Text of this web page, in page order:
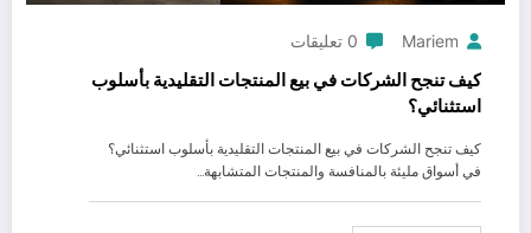
Mariem 0 تعليقات
كيف تنجح الشركات في بيع المنتجات التقليدية بأسلوب
استثنائي؟
كيف تنجح الشركات في بيع المنتجات التقليدية بأسلوب استثنائي؟
في أسواق مليئة بالمنافسة والمنتجات المتشابهة…